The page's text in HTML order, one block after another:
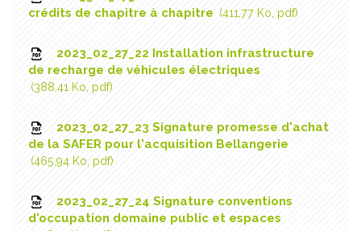
crédits de chapitre à chapitre
411,77 Ko, pdf
2023_02_27_22 Installation infrastructure
de recharge de véhicules électriques
388,41 Ko, pdf
2023_02_27_23 Signature promesse d'achat
de la SAFER pour l'acquisition Bellangerie
465,94 Ko, pdf
2023_02_27_24 Signature conventions
d'occupation domaine public et espaces